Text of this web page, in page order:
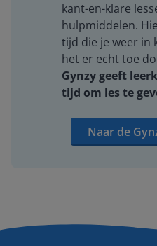
kant-en-klare
hulpmiddelen.
tijd die je weer in
het er echt toe
Gynzy geeft
tijd om les te
Naar de